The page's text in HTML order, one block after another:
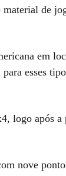
de
em
esses
logo após a
nove